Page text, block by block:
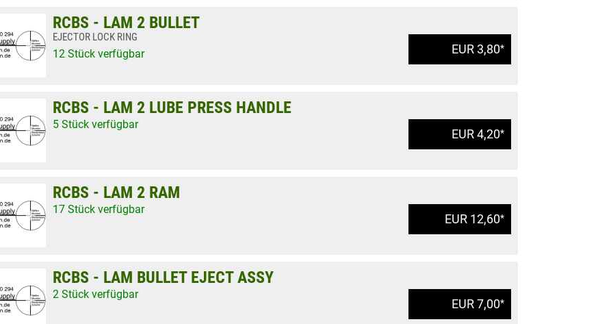
EUR 3,80*
RCBS - LAM 2 BULLET
EJECTOR LOCK RING
12 Stück verfügbar
EUR 4,20*
RCBS - LAM 2 LUBE PRESS HANDLE
5 Stück verfügbar
EUR 12,60*
RCBS - LAM 2 RAM
17 Stück verfügbar
EUR 7,00*
RCBS - LAM BULLET EJECT ASSY
2 Stück verfügbar